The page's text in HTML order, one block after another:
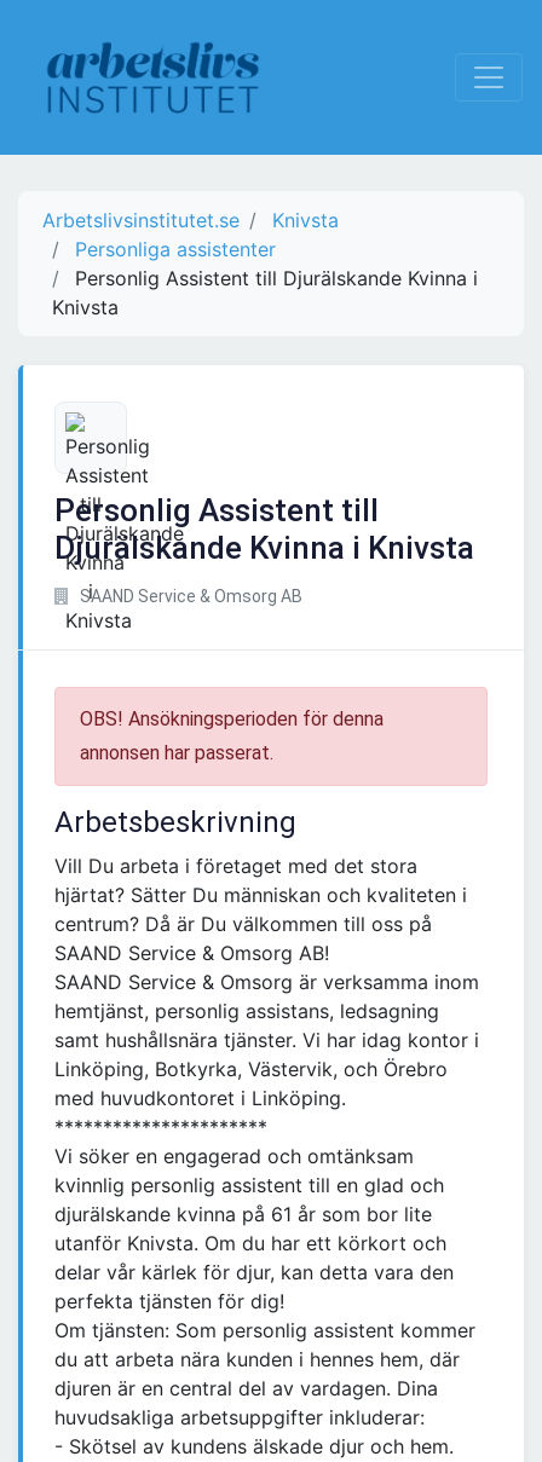
Arbetslivsinstitutet.se
Knivsta
Personliga assistenter
Personlig Assistent till Djurälskande Kvinna i
Knivsta
Personlig Assistent till
Djurälskande Kvinna i Knivsta
SAAND Service & Omsorg AB
OBS! Ansökningsperioden för denna
annonsen har passerat.
Arbetsbeskrivning
Vill Du arbeta i företaget med det stora
hjärtat? Sätter Du människan och kvaliteten i
centrum? Då är Du välkommen till oss på
SAAND Service & Omsorg AB!
SAAND Service & Omsorg är verksamma inom
hemtjänst, personlig assistans, ledsagning
samt hushållsnära tjänster. Vi har idag kontor i
Linköping, Botkyrka, Västervik, och Örebro
med huvudkontoret i Linköping.
**********************
Vi söker en engagerad och omtänksam
kvinnlig personlig assistent till en glad och
djurälskande kvinna på 61 år som bor lite
utanför Knivsta. Om du har ett körkort och
delar vår kärlek för djur, kan detta vara den
perfekta tjänsten för dig!
Om tjänsten: Som personlig assistent kommer
du att arbeta nära kunden i hennes hem, där
djuren är en central del av vardagen. Dina
huvudsakliga arbetsuppgifter inkluderar:
- Skötsel av kundens älskade djur och hem.